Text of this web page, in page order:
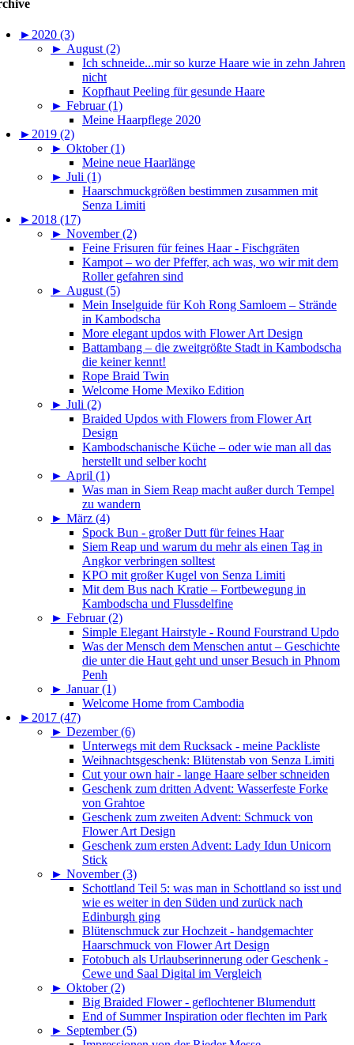
► 2020 (3)
► August (2)
Ich schneide...mir so kurze Haare wie in zehn Jahren
nicht
Kopfhaut Peeling für gesunde Haare
► Februar (1)
Meine Haarpflege 2020
► 2019 (2)
► Oktober (1)
Meine neue Haarlänge
► Juli (1)
Haarschmuckgrößen bestimmen zusammen mit
Senza Limiti
► 2018 (17)
► November (2)
Feine Frisuren für feines Haar - Fischgräten
Kampot – wo der Pfeffer, ach was, wo wir mit dem
Roller gefahren sind
► August (5)
Mein Inselguide für Koh Rong Samloem – Strände
in Kambodscha
More elegant updos with Flower Art Design
Battambang – die zweitgrößte Stadt in Kambodscha
die keiner kennt!
Rope Braid Twin
Welcome Home Mexiko Edition
► Juli (2)
Braided Updos with Flowers from Flower Art
Design
Kambodschanische Küche – oder wie man all das
herstellt und selber kocht
► April (1)
Was man in Siem Reap macht außer durch Tempel
zu wandern
► März (4)
Spock Bun - großer Dutt für feines Haar
Siem Reap und warum du mehr als einen Tag in
Angkor verbringen solltest
KPO mit großer Kugel von Senza Limiti
Mit dem Bus nach Kratie – Fortbewegung in
Kambodscha und Flussdelfine
► Februar (2)
Simple Elegant Hairstyle - Round Fourstrand Updo
Was der Mensch dem Menschen antut – Geschichte
die unter die Haut geht und unser Besuch in Phnom
Penh
► Januar (1)
Welcome Home from Cambodia
► 2017 (47)
► Dezember (6)
Unterwegs mit dem Rucksack - meine Packliste
Weihnachtsgeschenk: Blütenstab von Senza Limiti
Cut your own hair - lange Haare selber schneiden
Geschenk zum dritten Advent: Wasserfeste Forke
von Grahtoe
Geschenk zum zweiten Advent: Schmuck von
Flower Art Design
Geschenk zum ersten Advent: Lady Idun Unicorn
Stick
► November (3)
Schottland Teil 5: was man in Schottland so isst und
wie es weiter in den Süden und zurück nach
Edinburgh ging
Blütenschmuck zur Hochzeit - handgemachter
Haarschmuck von Flower Art Design
Fotobuch als Urlaubserinnerung oder Geschenk -
Cewe und Saal Digital im Vergleich
► Oktober (2)
Big Braided Flower - geflochtener Blumendutt
End of Summer Inspiration oder flechten im Park
► September (5)